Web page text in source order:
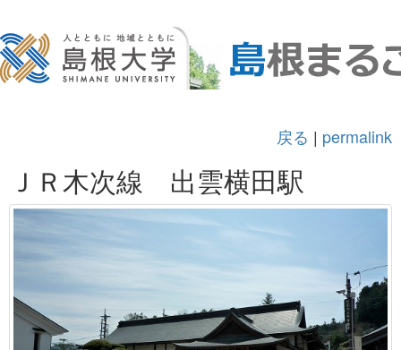
戻る | permalink
ＪＲ木次線 出雲横田駅